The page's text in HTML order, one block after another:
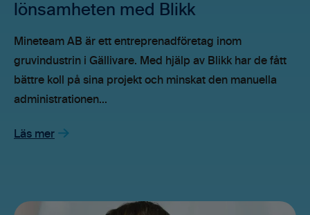
lönsamheten med Blikk
Mineteam AB är ett entreprenadföretag inom
gruvindustrin i Gällivare. Med hjälp av Blikk har de fått
bättre koll på sina projekt och minskat den manuella
administrationen...
Läs mer